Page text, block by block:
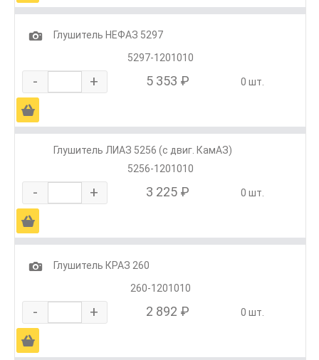
1
Глушитель НЕФАЗ 5297
5297-1201010
- + 5 353 ₽ 0 шт.
Ä
Глушитель ЛИАЗ 5256 (с двиг. КамАЗ)
5256-1201010
- + 3 225 ₽ 0 шт.
Ä
1
Глушитель КРАЗ 260
260-1201010
- + 2 892 ₽ 0 шт.
Ä